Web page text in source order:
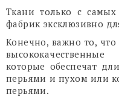
Ткани только с
фабрик эксклюзивно
Конечно, важно то,
которые обеспечат
перьями и пухом или
перьями.